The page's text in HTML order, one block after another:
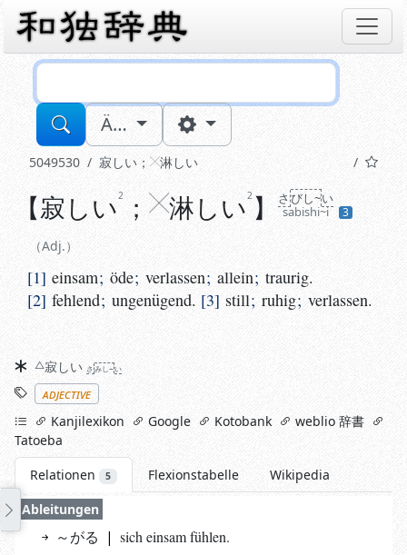
Ä…
5049530 寂しい ； 淋しい
Adj.
【寂しい 2 ； 淋しい2 】 さ びし~い
sabishi~i
3
Adj.
1 einsam; öde; verlassen; allein; traurig.
2 fehlend; ungenügend. 3 still; ruhig; verlassen.
Synonyme
寂 しい さみし~い
Stichworte
adjective
linksKanjilexikon Google Kotobank
weblio 辞書
Tatoeba
Relationen
5 Flexionstabelle
Wikipedia
Ableitungen
～がる | sich einsam fühlen.